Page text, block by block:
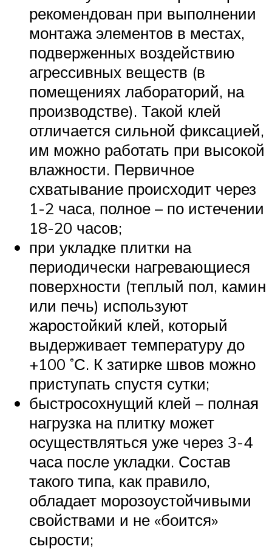
рекомендован при выполнении
монтажа элементов в местах,
подверженных воздействию
агрессивных веществ (в
помещениях лабораторий, на
производстве). Такой клей
отличается сильной фиксацией,
им можно работать при высокой
влажности. Первичное
схватывание происходит через
1-2 часа, полное – по истечении
18-20 часов;
при укладке плитки на
периодически нагревающиеся
поверхности (теплый пол, камин
или печь) используют
жаростойкий клей, который
выдерживает температуру до
+100 ˚С. К затирке швов можно
приступать спустя сутки;
быстросохнущий клей – полная
нагрузка на плитку может
осуществляться уже через 3-4
часа после укладки. Состав
такого типа, как правило,
обладает морозоустойчивыми
свойствами и не «боится»
сырости;